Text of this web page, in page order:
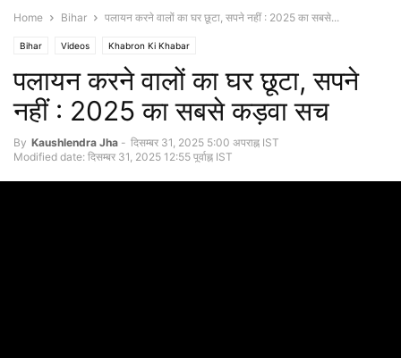
Home Bihar पलायन करने वालों का घर छूटा, सपने नहीं : 2025 का सबसे...
Bihar Videos Khabron Ki Khabar
पलायन करने वालों का घर छूटा, सपने
नहीं : 2025 का सबसे कड़वा सच
By Kaushlendra Jha - दिसम्बर 31, 2025 5:00 अपराह्न IST
Modified date: दिसम्बर 31, 2025 12:55 पूर्वाह्न IST